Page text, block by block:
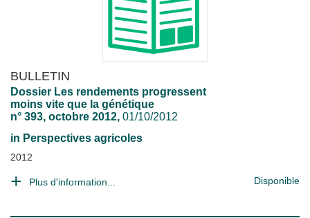
BULLETIN
Dossier Les rendements progressent
moins vite que la génétique
n° 393, octobre 2012, 01/10/2012
in Perspectives agricoles
2012
Plus d'information... Disponible